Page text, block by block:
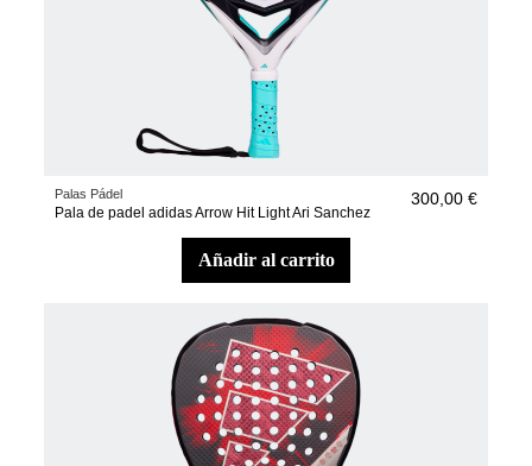
Palas Pádel
Pala de padel adidas Arrow Hit Light Ari Sanchez
300,00 €
añadir al carrito